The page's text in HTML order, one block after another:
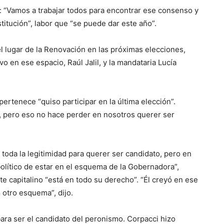
a trabajar todos para encontrar ese consenso y
labor que “se puede dar este año”.
de la Renovación en las próximas elecciones,
en ese espacio, Raúl Jalil, y la mandataria Lucía
“quiso participar en la última elección”.
eso no hace perder en nosotros querer ser
la legitimidad para querer ser candidato, pero en
de estar en el esquema de la Gobernadora”,
capitalino “está en todo su derecho”. “Él creyó en ese
esquema”, dijo.
ser el candidato del peronismo. Corpacci hizo